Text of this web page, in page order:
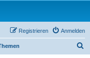
Anmelden
Registrieren